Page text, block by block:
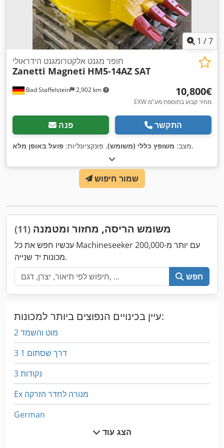
1 /7
Bad Staffelstein 2,902 km
חופר מגנט אלקטרומגנט הידראולי
Zanetti Magneti HM5-14AZ SAT
‏10,800 ‏€
EXW מחיר קבוע בתוספת מע"מ
פנה התקשר
מצב: משופץ כללי (משומש), פונקציונליות: פועל באופן מלא ,
שמור חיפוש
משומש הריסה, מחזור ומטמנה (11)
עכשיו חפש את כל Machineseeker עם יותר מ-200,000
מכונות יד שנייה.
חפש
עיין בכינויים הנפוצים ביותר למכונות:
2 מוט והשמד
3 דרך שסתום 1
3 נקודות
Ex מנורה לחדר הזרקה
German
הצג עוד